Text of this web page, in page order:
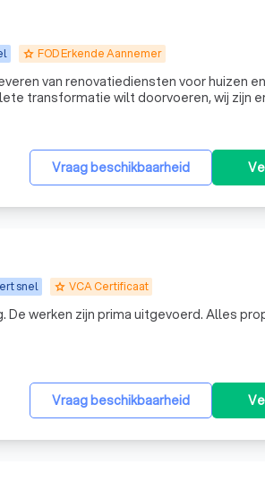
grade FOD Erkende Aannemer
van renovatiediensten voor huizen
transformatie wilt doorvoeren, wij zijn er
Vraag beschikbaarheid
snel grade VCA Certificaat
De werken zijn prima uitgevoerd. Alles
Vraag beschikbaarheid